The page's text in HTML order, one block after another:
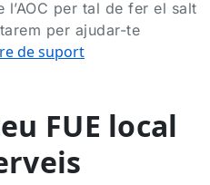
per tal de fer el salt
per ajudar-te
de suport
FUE local